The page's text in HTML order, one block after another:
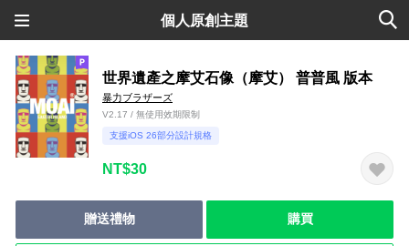
個人原創主題
世界遺產之摩艾石像（摩艾） 普普風 版本
暴力ブラザーズ
V2.17 / 無使用效期限制
支援iOS 26部分設計規格
NT$30
贈送禮物 購買